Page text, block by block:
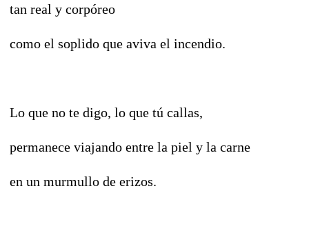
tan real y corpóreo
como el soplido que aviva el incendio.
Lo que no te digo, lo que tú callas,
permanece viajando entre la piel y la carne
en un murmullo de erizos.